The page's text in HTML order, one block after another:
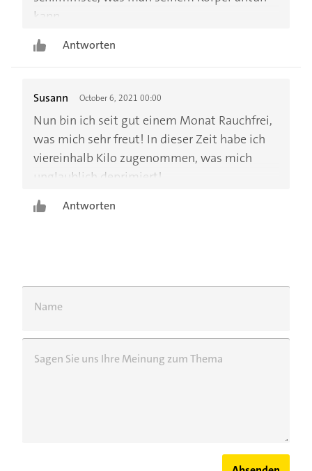
kann.
Antworten
Susann October 6, 2021 00:00
Nun bin ich seit gut einem Monat Rauchfrei,
was mich sehr freut! In dieser Zeit habe ich
viereinhalb Kilo zugenommen, was mich
unglaublich deprimiert!
Antworten
Name
Sagen Sie uns Ihre Meinung zum Thema